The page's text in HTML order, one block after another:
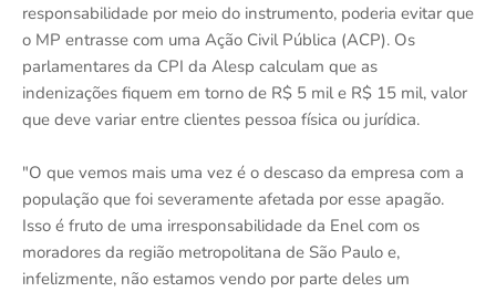
responsabilidade por meio do instrumento, poderia evitar que
o MP entrasse com uma Ação Civil Pública (ACP). Os
parlamentares da CPI da Alesp calculam que as
indenizações fiquem em torno de R$ 5 mil e R$ 15 mil, valor
que deve variar entre clientes pessoa física ou jurídica.
"O que vemos mais uma vez é o descaso da empresa com a
população que foi severamente afetada por esse apagão.
Isso é fruto de uma irresponsabilidade da Enel com os
moradores da região metropolitana de São Paulo e,
infelizmente, não estamos vendo por parte deles um